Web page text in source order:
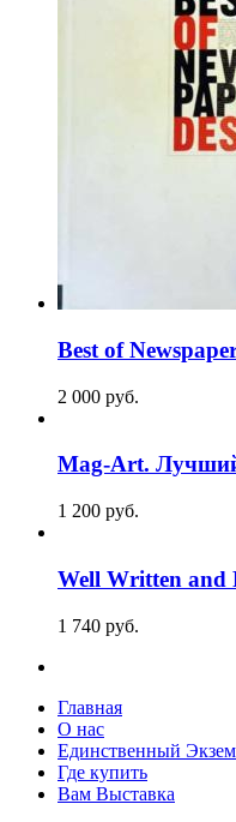
Best of
2 000 pуб.
Mag-Art.
1 200 pуб.
Well Written and
1 740 pуб.
Главная
О нас
Единственный
Где купить
Вам Выставка